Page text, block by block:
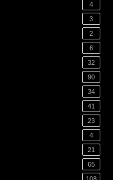
4
3
2
6
32
90
34
41
23
4
21
65